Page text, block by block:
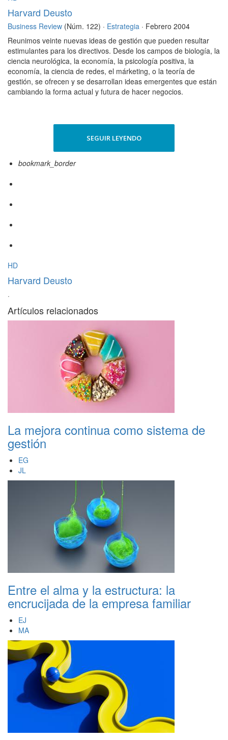
Harvard Deusto
Business Review (Núm. 122) · Estrategia · Febrero 2004
Reunimos veinte nuevas ideas de gestión que pueden resultar
estimulantes para los directivos. Desde los campos de biología, la
ciencia neurológica, la economía, la psicología positiva, la
economía, la ciencia de redes, el márketing, o la teoría de
gestión, se ofrecen y se desarrollan ideas emergentes que están
cambiando la forma actual y futura de hacer negocios.
SEGUIR LEYENDO
bookmark_border
HD
Harvard Deusto
·
Artículos relacionados
La mejora continua como sistema de
gestión
EG
JL
Entre el alma y la estructura: la
encrucijada de la empresa familiar
EJ
MA